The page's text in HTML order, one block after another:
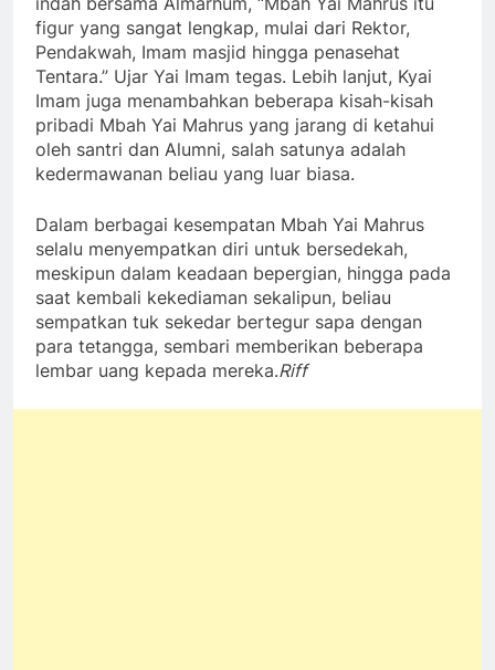
figur yang sangat lengkap, mulai dari Rektor,
Pendakwah, Imam masjid hingga penasehat
Tentara.” Ujar Yai Imam tegas. Lebih lanjut, Kyai
Imam juga menambahkan beberapa kisah-kisah
pribadi Mbah Yai Mahrus yang jarang di ketahui
oleh santri dan Alumni, salah satunya adalah
kedermawanan beliau yang luar biasa.
Dalam berbagai kesempatan Mbah Yai Mahrus
selalu menyempatkan diri untuk bersedekah,
meskipun dalam keadaan bepergian, hingga pada
saat kembali kekediaman sekalipun, beliau
sempatkan tuk sekedar bertegur sapa dengan
para tetangga, sembari memberikan beberapa
lembar uang kepada mereka.Riff